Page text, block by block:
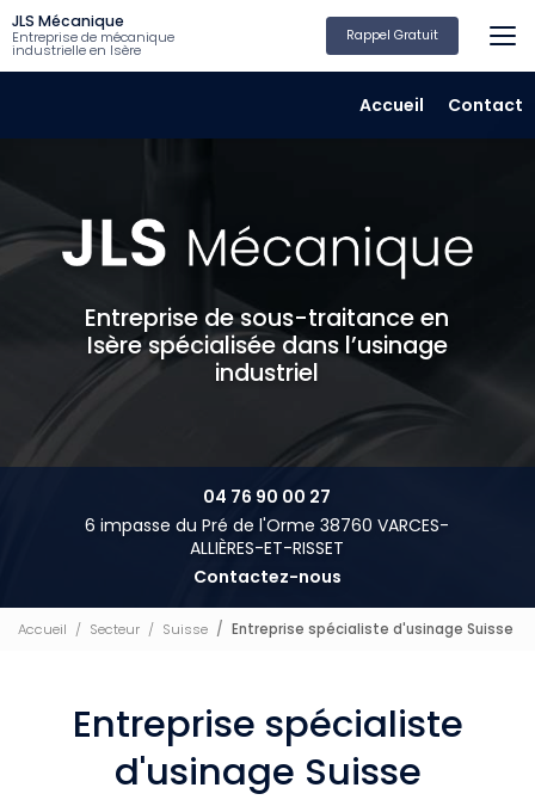
Aller
au
contenu
principal
Accueil
Contact
JLS Mécanique
Entreprise de mécanique
industrielle en Isère
Rappel Gratuit
Entreprise de sous-traitance en
Isère spécialisée dans l’usinage
industriel
04 76 90 00 27
6 impasse du Pré de l'Orme 38760 VARCES-
ALLIÈRES-ET-RISSET
Contactez-nous
Accueil Secteur Suisse Entreprise spécialiste d'usinage Suisse
Entreprise spécialiste
d'usinage Suisse